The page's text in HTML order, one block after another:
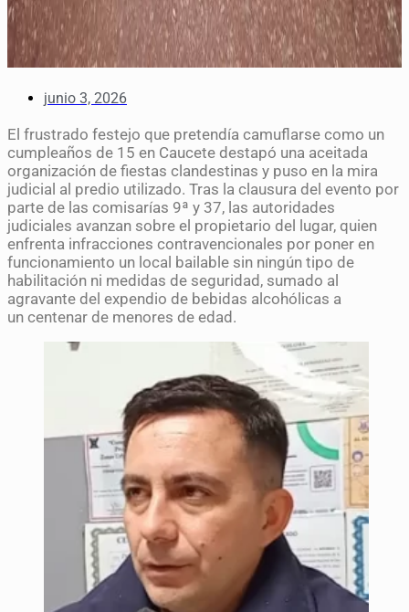
junio 3, 2026
El frustrado festejo que pretendía camuflarse como un
cumpleaños de 15 en Caucete destapó una aceitada
organización de fiestas clandestinas y puso en la mira
judicial al predio utilizado. Tras la clausura del evento por
parte de las comisarías 9ª y 37, las autoridades
judiciales avanzan sobre el propietario del lugar, quien
enfrenta infracciones contravencionales por poner en
funcionamiento un local bailable sin ningún tipo de
habilitación ni medidas de seguridad, sumado al
agravante del expendio de bebidas alcohólicas a
un centenar de menores de edad.